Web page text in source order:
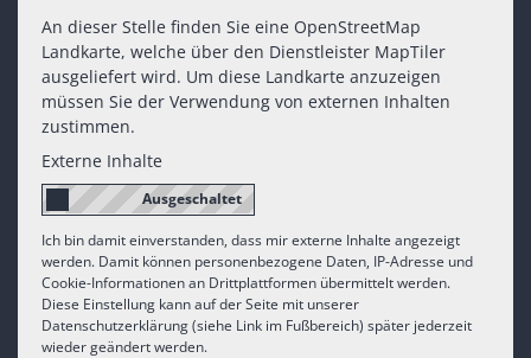
An dieser Stelle finden Sie eine OpenStreetMap
Landkarte, welche über den Dienstleister MapTiler
ausgeliefert wird. Um diese Landkarte anzuzeigen
müssen Sie der Verwendung von externen Inhalten
zustimmen.
Externe Inhalte
Ich bin damit einverstanden, dass mir externe Inhalte angezeigt
werden. Damit können personenbezogene Daten, IP-Adresse und
Cookie-Informationen an Drittplattformen übermittelt werden.
Diese Einstellung kann auf der Seite mit unserer
Datenschutzerklärung (siehe Link im Fußbereich) später jederzeit
wieder geändert werden.